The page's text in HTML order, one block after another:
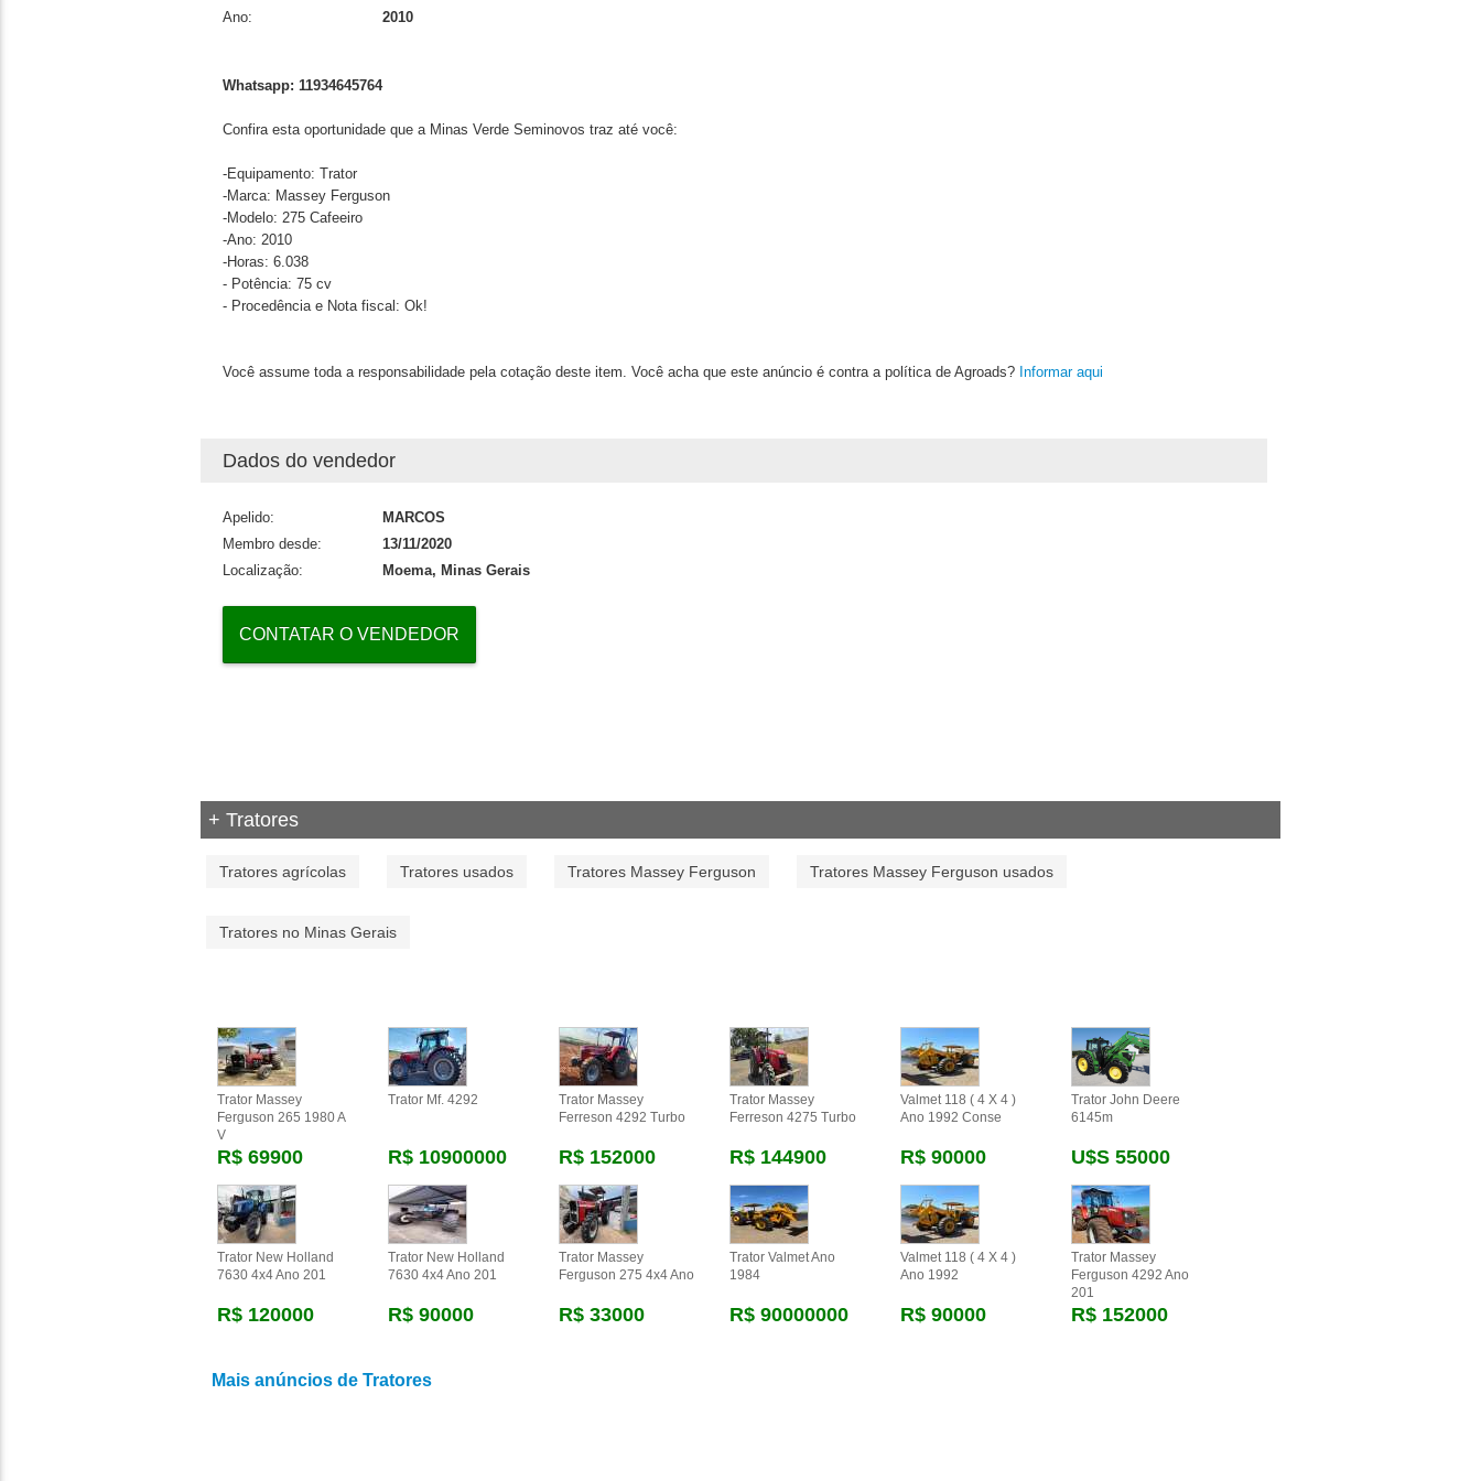
Ano: 2010
Whatsapp: 11934645764
Confira esta oportunidade que a Minas Verde Seminovos traz até você:
-Equipamento: Trator
-Marca: Massey Ferguson
-Modelo: 275 Cafeeiro
-Ano: 2010
-Horas: 6.038
- Potência: 75 cv
- Procedência e Nota fiscal: Ok!
Você assume toda a responsabilidade pela cotação deste item. Você acha que este anúncio é contra a política de Agroads? Informar aqui
Dados do vendedor
Apelido:
MARCOS
Membro desde:
13/11/2020
Localização:
Moema, Minas Gerais
CONTATAR O VENDEDOR
+ Tratores
Tratores agrícolas Tratores usados Tratores Massey Ferguson Tratores Massey Ferguson usados
Tratores no Minas Gerais
Trator Massey
Ferguson 265 1980 A
V
R$ 69900
Trator Mf. 4292
R$ 10900000
Trator Massey
Ferreson 4292 Turbo
R$ 152000
Trator Massey
Ferreson 4275 Turbo
R$ 144900
Valmet 118 ( 4 X 4 )
Ano 1992 Conse
R$ 90000
Trator John Deere
6145m
U$s 55000
Trator New Holland
7630 4x4 Ano 201
R$ 120000
Trator New Holland
7630 4x4 Ano 201
R$ 90000
Trator Massey
Ferguson 275 4x4 Ano
R$ 33000
Trator Valmet Ano
1984
R$ 90000000
Valmet 118 ( 4 X 4 )
Ano 1992
R$ 90000
Trator Massey
Ferguson 4292 Ano
201
R$ 152000
Mais anúncios de Tratores